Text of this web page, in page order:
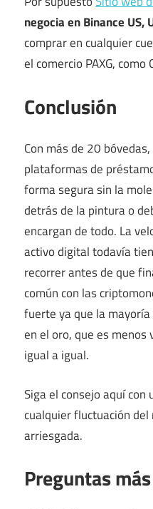
negocia en Binance US,
comprar en cualquier
el comercio PAXG, como
Conclusión
Con más de 20
plataformas de
forma segura sin la
detrás de la pintura o
encargan de todo. La
activo digital todavía
recorrer antes de que
común con las
fuerte ya que la
en el oro, que es
igual a igual.
Siga el consejo aquí con
cualquier fluctuación
arriesgada.
Preguntas